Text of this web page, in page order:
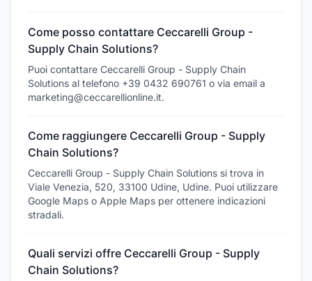
Come posso contattare Ceccarelli Group -
Supply Chain Solutions?
Puoi contattare Ceccarelli Group - Supply Chain
Solutions al telefono +39 0432 690761 o via email a
marketing@ceccarellionline.it.
Come raggiungere Ceccarelli Group - Supply
Chain Solutions?
Ceccarelli Group - Supply Chain Solutions si trova in
Viale Venezia, 520, 33100 Udine, Udine. Puoi utilizzare
Google Maps o Apple Maps per ottenere indicazioni
stradali.
Quali servizi offre Ceccarelli Group - Supply
Chain Solutions?